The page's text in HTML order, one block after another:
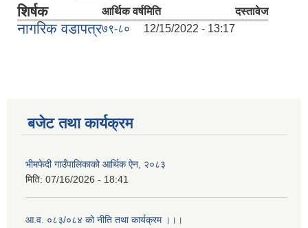
शिर्षक आर्थिक वर्षमिति दस्तावेज
नागरिक वडापत्र७९-८० 12/15/2022 - 13:17
बजेट तथा कार्यक्रम
भीमफेदी गाउँपालिकाको आर्थिक ऐन, २०८३
मिति: 07/16/2026 - 18:41
आ.व. ०८३/०८४ को नीति तथा कार्यक्रम ।।।